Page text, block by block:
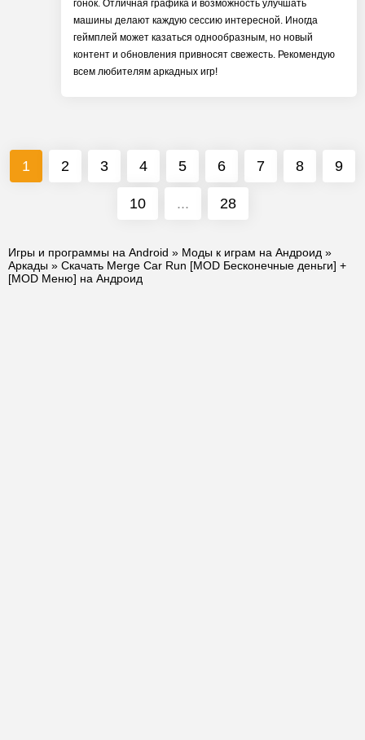
гонок. Отличная графика и возможность улучшать
машины делают каждую сессию интересной. Иногда
геймплей может казаться однообразным, но новый
контент и обновления привносят свежесть. Рекомендую
всем любителям аркадных игр!
1 2 3 4 5 6 7 8 9
10 ... 28
Игры и программы на Android » Моды к играм на Андроид »
Аркады » Скачать Merge Car Run [MOD Бесконечные деньги] +
[MOD Меню] на Андроид